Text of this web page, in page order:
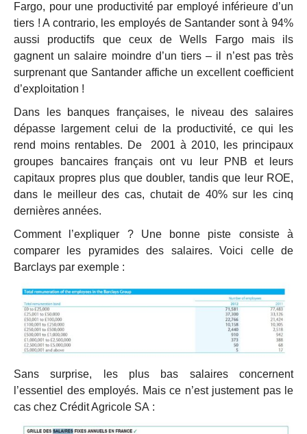
Fargo, pour une productivité par employé inférieure d’un
tiers ! A contrario, les employés de Santander sont à 94%
aussi productifs que ceux de Wells Fargo mais ils
gagnent un salaire moindre d’un tiers – il n’est pas très
surprenant que Santander affiche un excellent coefficient
d’exploitation !
Dans les banques françaises, le niveau des salaires
dépasse largement celui de la productivité, ce qui les
rend moins rentables. De 2001 à 2010, les principaux
groupes bancaires français ont vu leur PNB et leurs
capitaux propres plus que doubler, tandis que leur ROE,
dans le meilleur des cas, chutait de 40% sur les cinq
dernières années.
Comment l’expliquer ? Une bonne piste consiste à
comparer les pyramides des salaires. Voici celle de
Barclays par exemple :
Sans surprise, les plus bas salaires concernent
l’essentiel des employés. Mais ce n’est justement pas le
cas chez Crédit Agricole SA :